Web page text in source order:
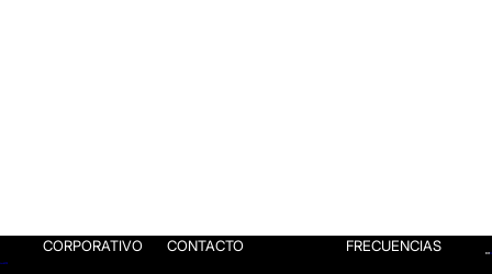
CORPORATIVO CONTACTO FRECUENCIAS